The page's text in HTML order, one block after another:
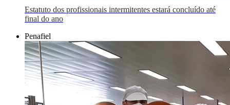
Estatuto dos profissionais intermitentes estará concluído até
final do ano
Penafiel